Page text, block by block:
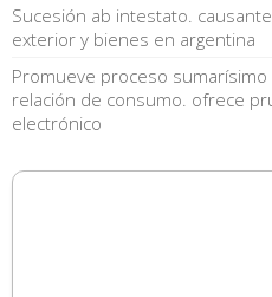
Sucesión ab intestato.
exterior y bienes en argentina
Promueve proceso
relación de consumo. ofrece
electrónico